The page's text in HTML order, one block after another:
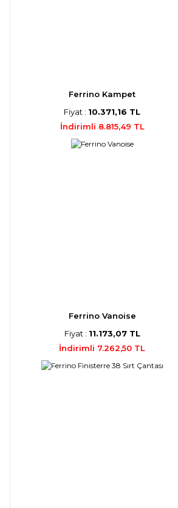
Ferrino Kampet
Fiyat : 10.371,16 TL
İndirimli 8.815,49 TL
Ferrino Vanoise
Fiyat : 11.173,07 TL
İndirimli 7.262,50 TL